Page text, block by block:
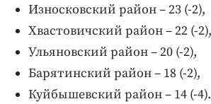
Износковский район – 23 (-2),
Хвастовичский район – 22 (-2),
Ульяновский район – 20 (-2),
Барятинский район – 18 (-2),
Куйбышевский район – 14 (-4).